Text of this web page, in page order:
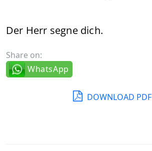
Der Herr segne dich.
Share on:
WhatsApp
DOWNLOAD PDF